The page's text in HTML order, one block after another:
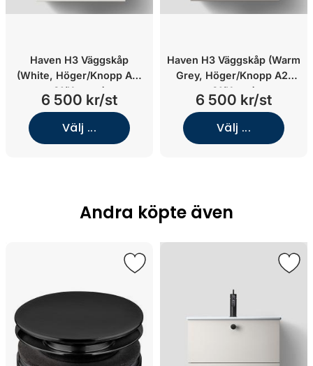
Haven H3 Väggskåp
(White, Höger/Knopp A2.
01/Koppar)
6 500 kr/st
Välj ...
Haven H3 Väggskåp (Warm
Grey, Höger/Knopp A2.
01/Krom)
6 500 kr/st
Välj ...
Andra köpte även